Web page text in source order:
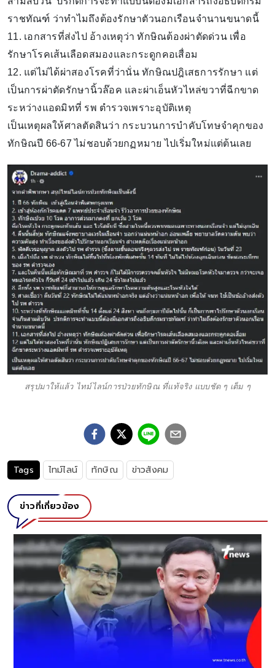
ราชทัณฑ์ ว่าทำไมถึงต้องรักษาตัวนอกเรือนจำนานขนาดนี้
11. เอกสารที่ส่งไป อ้างเหตุว่า ทักษิณต้องผ่าตัดด่วน เพื่อ
รักษาโรคเส้นเลือดสมองและกระดูกคอเสื่อม
12. แต่ไม่ได้ผ่าสองโรคที่ว่านั่น ทักษิณปฎิเสธการรักษา แต่
เป็นการผ่าตัดรักษานิ้วล๊อค และผ่าเอ็นหัวไหล่ขวาที่ฉีกขาด
ระหว่างแอดมิทที่ รพ ตำรวจเพราะอุบัติเหตุ
เป็นเหตุผลให้ศาลตัดสินว่า กระบวนการบำคับโทษจำคุกของ
ทักษิณปี 66-67 ไม่ชอบด้วยกฏหมาย ไปเริ่มใหม่แต่ต้นเลย
สรุปมาให้แล้ว ไทม์ไลน์การป่วยทักษิณ ที่แท้จริง แบบชัด ๆ เต็ม ๆ
Tags ไทม์ไลน์ ทักษิณ ข่าวสังคม
ข่าวที่เกี่ยวข้อง